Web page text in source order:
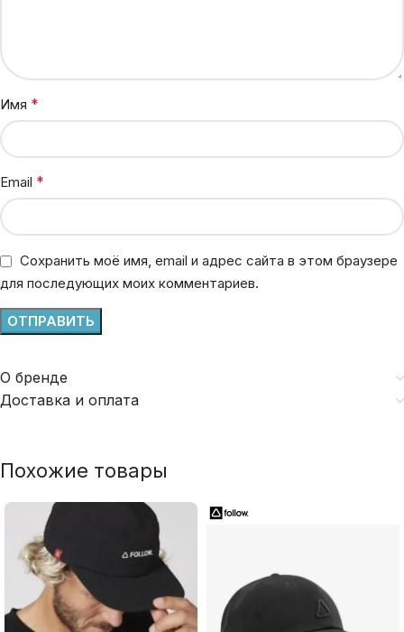
Имя *
Email *
Сохранить моё имя, email и адрес сайта в этом браузере
для последующих моих комментариев.
О бренде
Доставка и оплата
Похожие товары